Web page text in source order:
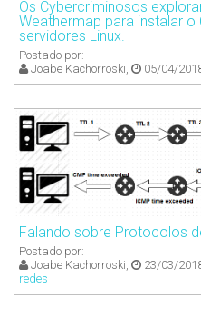
Os Cybercriminosos
Weathermap para instalar
servidores Linux.
Postado por:
Joabe Kachorroski,
05/04/
Falando sobre Protocolos
Postado por:
Joabe Kachorroski,
23/03/
redes